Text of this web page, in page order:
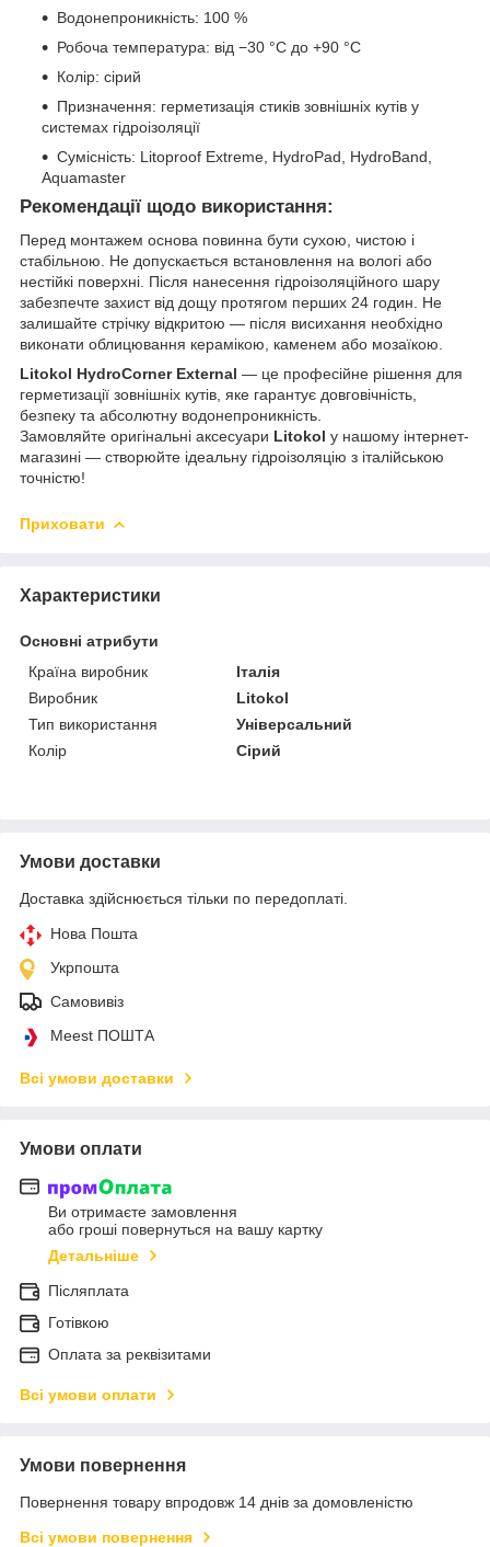
Водонепроникність: 100 %
Робоча температура: від −30 °C до +90 °C
Колір: сірий
Призначення: герметизація стиків зовнішніх кутів у
системах гідроізоляції
Сумісність: Litoproof Extreme, HydroPad, HydroBand,
Aquamaster
Рекомендації щодо використання:
Перед монтажем основа повинна бути сухою, чистою і
стабільною. Не допускається встановлення на вологі або
нестійкі поверхні. Після нанесення гідроізоляційного шару
забезпечте захист від дощу протягом перших 24 годин. Не
залишайте стрічку відкритою — після висихання необхідно
виконати облицювання керамікою, каменем або мозаїкою.
Litokol HydroCorner External — це професійне рішення для
герметизації зовнішніх кутів, яке гарантує довговічність,
безпеку та абсолютну водонепроникність.
Замовляйте оригінальні аксесуари Litokol у нашому інтернет-
магазині — створюйте ідеальну гідроізоляцію з італійською
точністю!
Приховати
Характеристики
Основні атрибути
Країна виробник
Італія
Виробник
Litokol
Тип використання
Універсальний
Колір
Сірий
Умови доставки
Доставка здійснюється тільки по передоплаті.
Нова Пошта
Укрпошта
Самовивіз
Meest ПОШТА
Всі умови доставки
Умови оплати
Ви отримаєте замовлення
або гроші повернуться на вашу картку
Детальніше
Післяплата
Готівкою
Оплата за реквізитами
Всі умови оплати
Умови повернення
Повернення товару впродовж 14 днів за домовленістю
Всі умови повернення